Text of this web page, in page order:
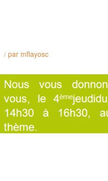
/ par mflayosc